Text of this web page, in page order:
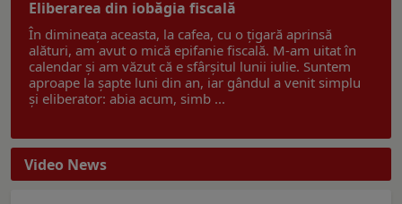
Eliberarea din iobăgia fiscală
În dimineața aceasta, la cafea, cu o țigară aprinsă
alături, am avut o mică epifanie fiscală. M-am uitat în
calendar și am văzut că e sfârșitul lunii iulie. Suntem
aproape la șapte luni din an, iar gândul a venit simplu
și eliberator: abia acum, simb ...
Video News